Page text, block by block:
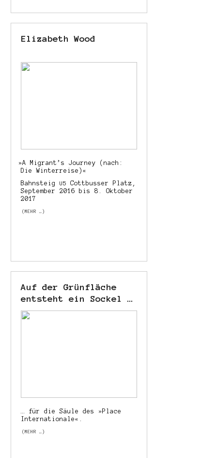
Elizabeth Wood
»A Migrant’s Journey (nach:
Die Winterreise)«
BahnsteigU5
Cottbusser Platz,
September 2016 bis 8. Oktober
2017
(MEHR …)
Auf der Grünfläche
entsteht ein Sockel …
… für die Säule des »Place
Internationale«.
(MEHR …)